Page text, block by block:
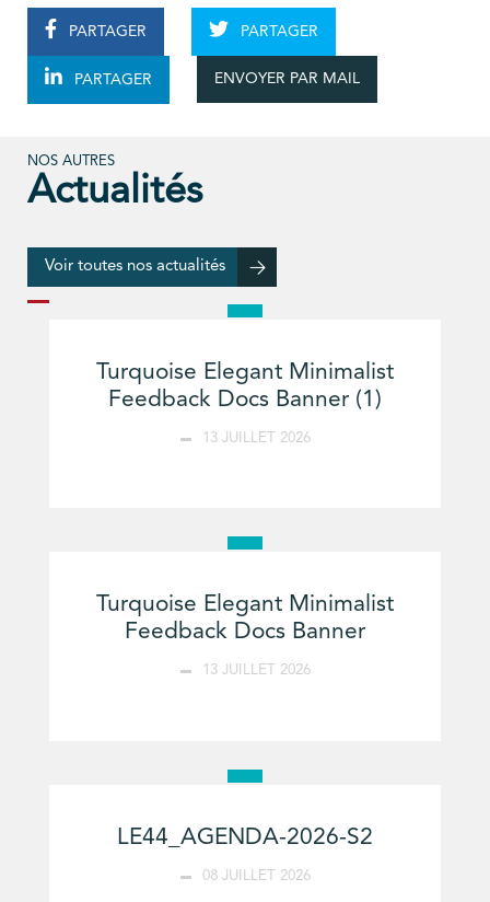
PARTAGER PARTAGER
PARTAGER ENVOYER PAR MAIL
NOS AUTRES
Actualités
Voir toutes nos actualités
Turquoise Elegant Minimalist
Feedback Docs Banner (1)
13 JUILLET 2026
Turquoise Elegant Minimalist
Feedback Docs Banner
13 JUILLET 2026
LE44_AGENDA-2026-S2
08 JUILLET 2026